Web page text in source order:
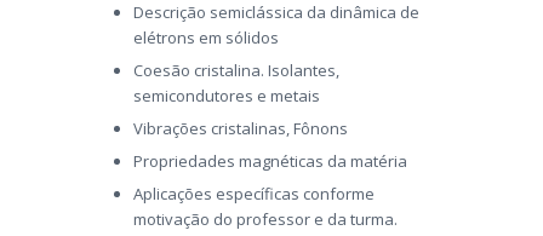
Descrição semiclássica da dinâmica de
elétrons em sólidos
Coesão cristalina. Isolantes,
semicondutores e metais
Vibrações cristalinas, Fônons
Propriedades magnéticas da matéria
Aplicações específicas conforme
motivação do professor e da turma.